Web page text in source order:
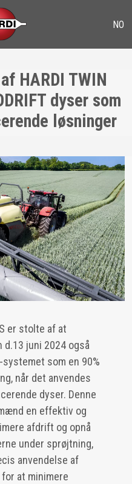
HARDI TWIN
dyser som
løsninger
S er stolte af at
juni 2024 også
systemet som en 90%
når det anvendes
dyser. Denne
en effektiv og
afdrift og opnå
under sprøjtning,
anvendelse af
at minimere